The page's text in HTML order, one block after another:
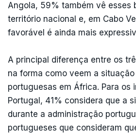
Angola, 59% também vê esses
território nacional e, em Cabo
favorável é ainda mais
A principal diferença entre os
na forma como veem a
portuguesas em África. Para os
Portugal, 41% considera que a
durante a administração
portugueses que consideram